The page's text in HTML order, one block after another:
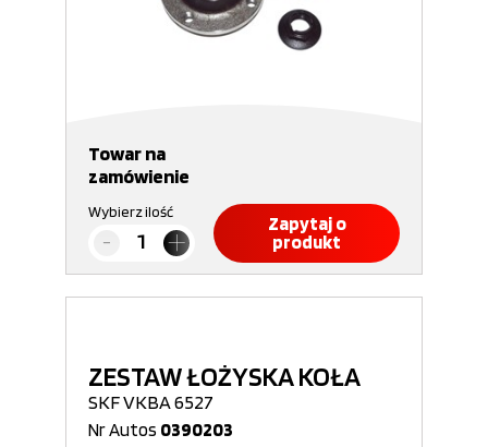
Towar na
zamówienie
Wybierz ilość
Zapytaj o
produkt
ZESTAW ŁOŻYSKA KOŁA
SKF VKBA 6527
Nr Autos 0390203